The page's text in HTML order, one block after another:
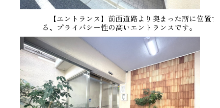
【エントランス】前面道路より奥まった所に位置す
る、プライバシー性の高いエントランスです。